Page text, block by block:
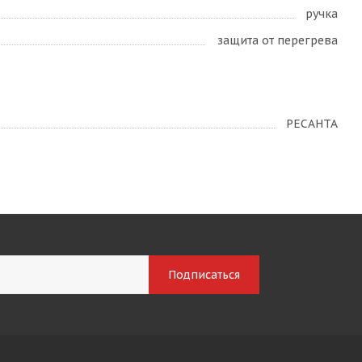
ручка
защита от перегрева
РЕСАНТА